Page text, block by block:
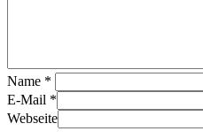
Name *
E-Mail *
Webseite